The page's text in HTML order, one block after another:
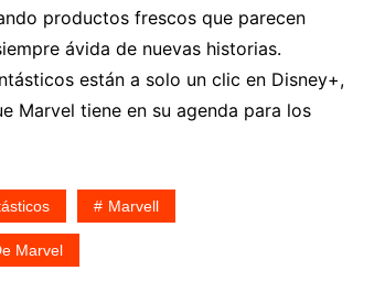
productos frescos que parecen
ávida de nuevas historias.
están a solo un clic en Disney+,
Marvel tiene en su agenda para los
Marvell
Marvel